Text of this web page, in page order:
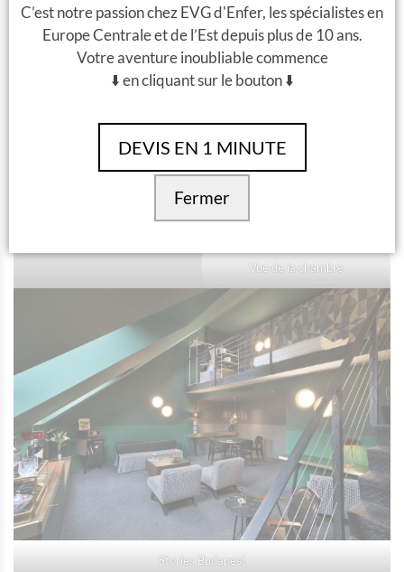
deBooking!
Si vous avez des questions, nous restons à votre disposition,
notre offre EVG est accessible ici :Activités EVG à Budapest
Vue de la chambre
Stories Budapest
C’est notre passion chez EVG d'Enfer, les spécialistes en
Europe Centrale et de l’Est depuis plus de 10 ans.
Votre aventure inoubliable commence
⬇️ en cliquant sur le bouton ⬇️
DEVIS EN 1 MINUTE
Fermer